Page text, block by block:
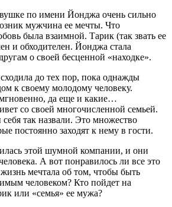
по имени Йонджа очень сильно
мужчина ее мечты. Что
была взаимной. Тарик (так звать ее
и обходителен. Йонджа стала
о своей бесценной «находке».
до тех пор, пока однажды
к своему молодому человеку.
да еще и какие…
со своей многочисленной семьей.
так назвали. Это множество
постоянно заходят к нему в гости.
этой шумной компании, и они
А вот понравилось ли все это
мечтала об том, чтобы быть
человеком? Кто пойдет на
или «семья» ее мужа?